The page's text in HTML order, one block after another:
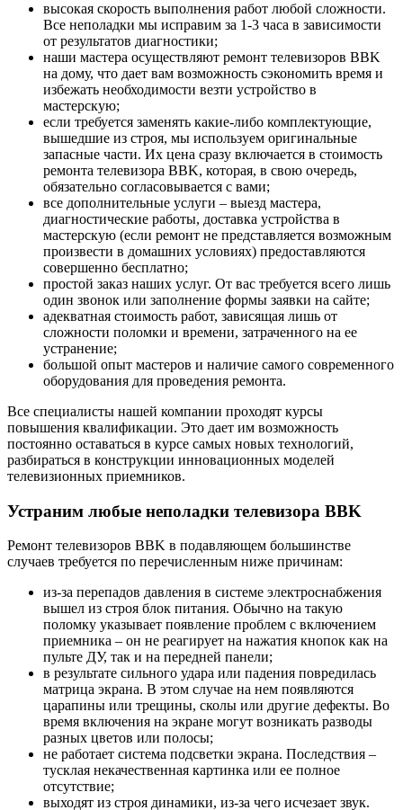
высокая скорость выполнения работ любой сложности.
Все неполадки мы исправим за 1-3 часа в зависимости
от результатов диагностики;
наши мастера осуществляют ремонт телевизоров BBK
на дому, что дает вам возможность сэкономить время и
избежать необходимости везти устройство в
мастерскую;
если требуется заменять какие-либо комплектующие,
вышедшие из строя, мы используем оригинальные
запасные части. Их цена сразу включается в стоимость
ремонта телевизора BBK, которая, в свою очередь,
обязательно согласовывается с вами;
все дополнительные услуги – выезд мастера,
диагностические работы, доставка устройства в
мастерскую (если ремонт не представляется возможным
произвести в домашних условиях) предоставляются
совершенно бесплатно;
простой заказ наших услуг. От вас требуется всего лишь
один звонок или заполнение формы заявки на сайте;
адекватная стоимость работ, зависящая лишь от
сложности поломки и времени, затраченного на ее
устранение;
большой опыт мастеров и наличие самого современного
оборудования для проведения ремонта.
Все специалисты нашей компании проходят курсы
повышения квалификации. Это дает им возможность
постоянно оставаться в курсе самых новых технологий,
разбираться в конструкции инновационных моделей
телевизионных приемников.
Устраним любые неполадки телевизора BBK
Ремонт телевизоров BBK в подавляющем большинстве
случаев требуется по перечисленным ниже причинам:
из-за перепадов давления в системе электроснабжения
вышел из строя блок питания. Обычно на такую
поломку указывает появление проблем с включением
приемника – он не реагирует на нажатия кнопок как на
пульте ДУ, так и на передней панели;
в результате сильного удара или падения повредилась
матрица экрана. В этом случае на нем появляются
царапины или трещины, сколы или другие дефекты. Во
время включения на экране могут возникать разводы
разных цветов или полосы;
не работает система подсветки экрана. Последствия –
тусклая некачественная картинка или ее полное
отсутствие;
выходят из строя динамики, из-за чего исчезает звук.